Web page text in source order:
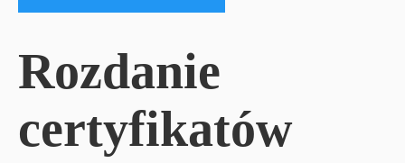
Rozdanie
certyfikatów